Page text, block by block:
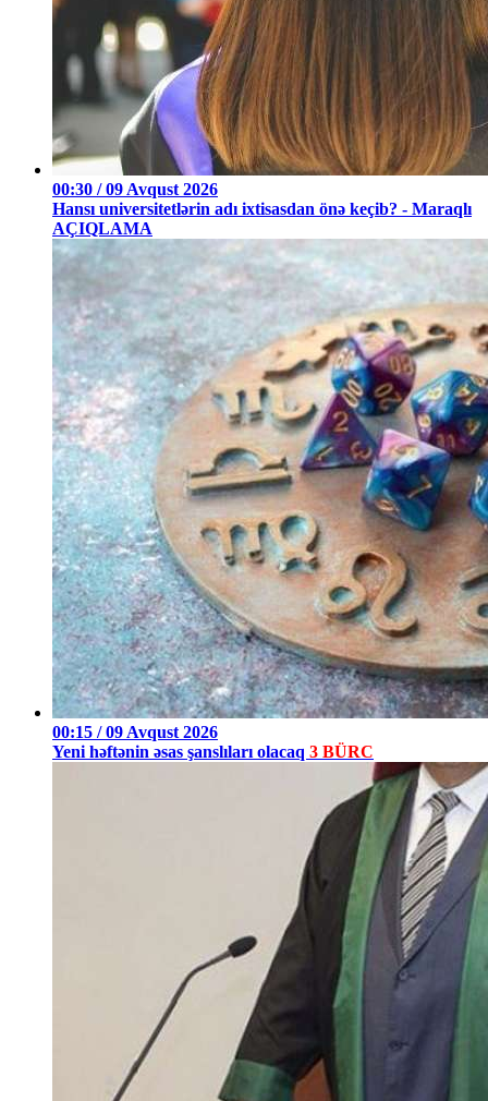
00:30 / 09 Avqust 2026
Hansı universitetlərin adı ixtisasdan önə keçib? - Maraqlı
AÇIQLAMA
00:15 / 09 Avqust 2026
Yeni həftənin əsas şanslıları olacaq 3 BÜRC